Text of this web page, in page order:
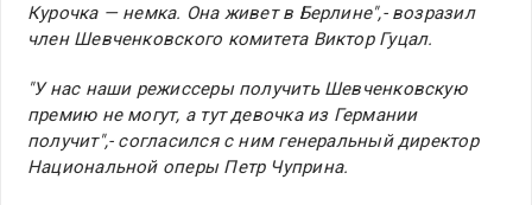
Курочка — немка. Она живет в Берлине",- возразил
член Шевченковского комитета Виктор Гуцал.
"У нас наши режиссеры получить Шевченковскую
премию не могут, а тут девочка из Германии
получит",- согласился с ним генеральный директор
Национальной оперы Петр Чуприна.